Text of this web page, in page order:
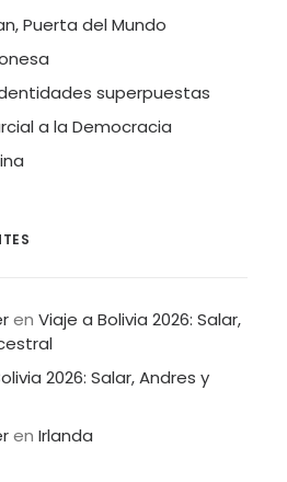
Puerta del Mundo
superpuestas
a la Democracia
en Viaje a Bolivia 2026: Salar,
2026: Salar, Andres y
en Irlanda